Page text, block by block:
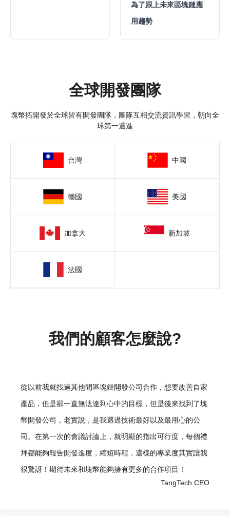
為了跟上未來區塊鏈應
用趨勢
全球開發團隊
塊幣拓開發於全球皆有開發團隊，團隊互相交流資訊學習，朝向全
球第一邁進
台灣 中國
德國 美國
加拿大 新加坡
法國
我們的顧客怎麼說?
從以前我就找過其他間區塊鏈開發公司合作，想要改善自家
產品，但是卻一直無法達到心中的目標，但是後來找到了塊
幣開發公司，老實說，是我遇過技術最好以及最用心的公
司。在第一次的會議討論上，就明顯的指出可行度，每個禮
拜都能夠報告開發進度，縮短時程，這樣的專業度其實讓我
很驚訝！期待未來和塊幣能夠擁有更多的合作項目！
TangTech CEO